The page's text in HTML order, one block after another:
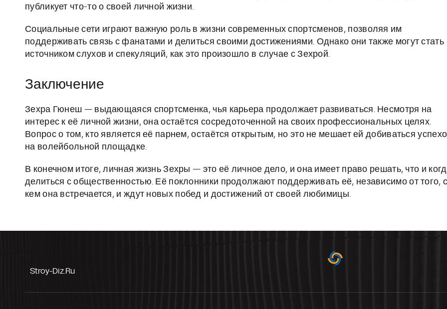
публикует что-то о своей личной жизни.
Социальные сети играют важную роль в жизни современных спортсменов, позволяя им
поддерживать связь с фанатами и делиться своими достижениями. Однако они также могут стать
источником слухов и спекуляций, как это произошло в случае с Зехрой.
Заключение
Зехра Гюнеш — выдающаяся спортсменка, чья карьера продолжает развиваться. Несмотря на
интерес к её личной жизни, она остаётся сосредоточенной на своих профессиональных целях.
Вопрос о том, кто является её парнем, остаётся открытым, но это не мешает ей добиваться
на волейбольной площадке.
В конечном итоге, личная жизнь Зехры — это её личное дело, и она имеет право решать, что и
делиться с общественностью. Её поклонники продолжают поддерживать её, независимо от того,
кем она встречается, и ждут новых побед и достижений от своей любимицы.
Stroy-Diz.ru